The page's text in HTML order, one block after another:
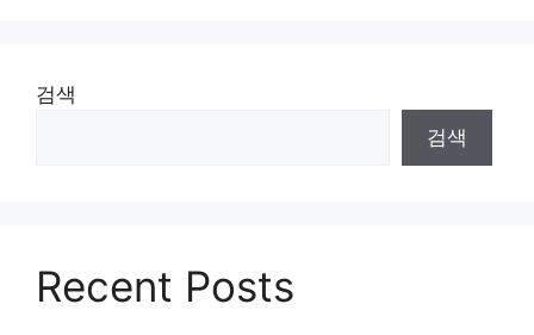
검색
검색
Recent Posts